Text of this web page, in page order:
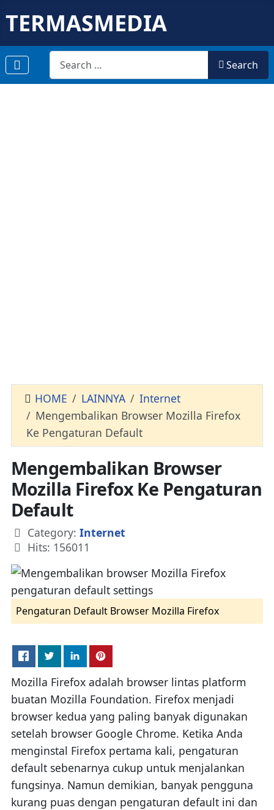
TERMASMEDIA
Search Search
HOME LAINNYA
Internet
Mengembalikan Browser Mozilla Firefox
Ke Pengaturan Default
Mengembalikan Browser
Mozilla Firefox Ke Pengaturan
Default
Details
Category: Internet
Hits: 156011
Pengaturan Default Browser Mozilla Firefox
Mozilla Firefox adalah browser lintas platform
buatan Mozilla Foundation. Firefox menjadi
browser kedua yang paling banyak digunakan
setelah browser Google Chrome. Ketika Anda
menginstal Firefox pertama kali, pengaturan
default sebenarnya cukup untuk menjalankan
fungsinya. Namun demikian, banyak pengguna
kurang puas dengan pengaturan default ini dan